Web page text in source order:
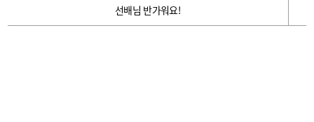
선배님 반가워요!